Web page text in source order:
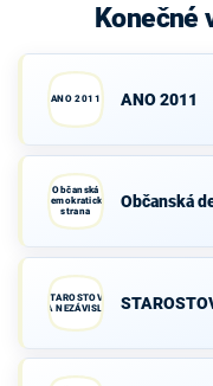
Konečné
ANO 2011 ANO 2011
Občanská
demokratická
strana
Občanská
STAROSTOVÉ
A NEZÁVISLÍ